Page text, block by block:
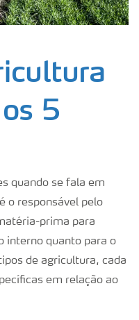
5
quando se fala em
o responsável pelo
prima para
interno quanto para o
de agricultura, cada
em relação ao